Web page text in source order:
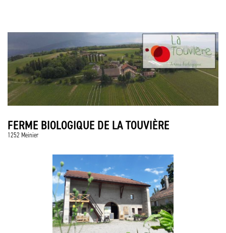
FERME BIOLOGIQUE DE LA TOUVIÈRE
1252 Meinier